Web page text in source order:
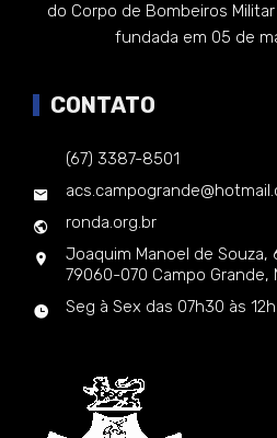
do Corpo de Bombeiros
fundada em 05 de
CONTATO
(67) 3387-8501
ronda.org.br
Joaquim Manoel de Souza,
79060-070 Campo Grande,
Seg à Sex das 07h30 às